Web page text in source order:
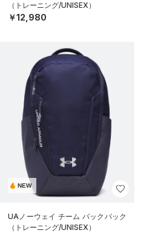
（トレーニング/UNISEX）
￥12,980
NEW
UAノーウェイ チーム バックパック
（トレーニング/UNISEX）